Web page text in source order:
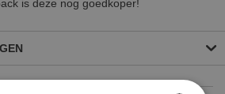
is deze nog goedkoper!